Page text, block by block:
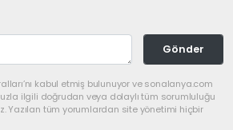
Gönder
kabul etmiş bulunuyor ve sonalanya.com
ilgili doğrudan veya dolaylı tüm sorumluluğu
Yazılan tüm yorumlardan site yönetimi hiçbir